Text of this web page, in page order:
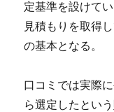
定基準を設けて
見積もりを取得
の基本となる。
口コミでは実際
ら選定したとい